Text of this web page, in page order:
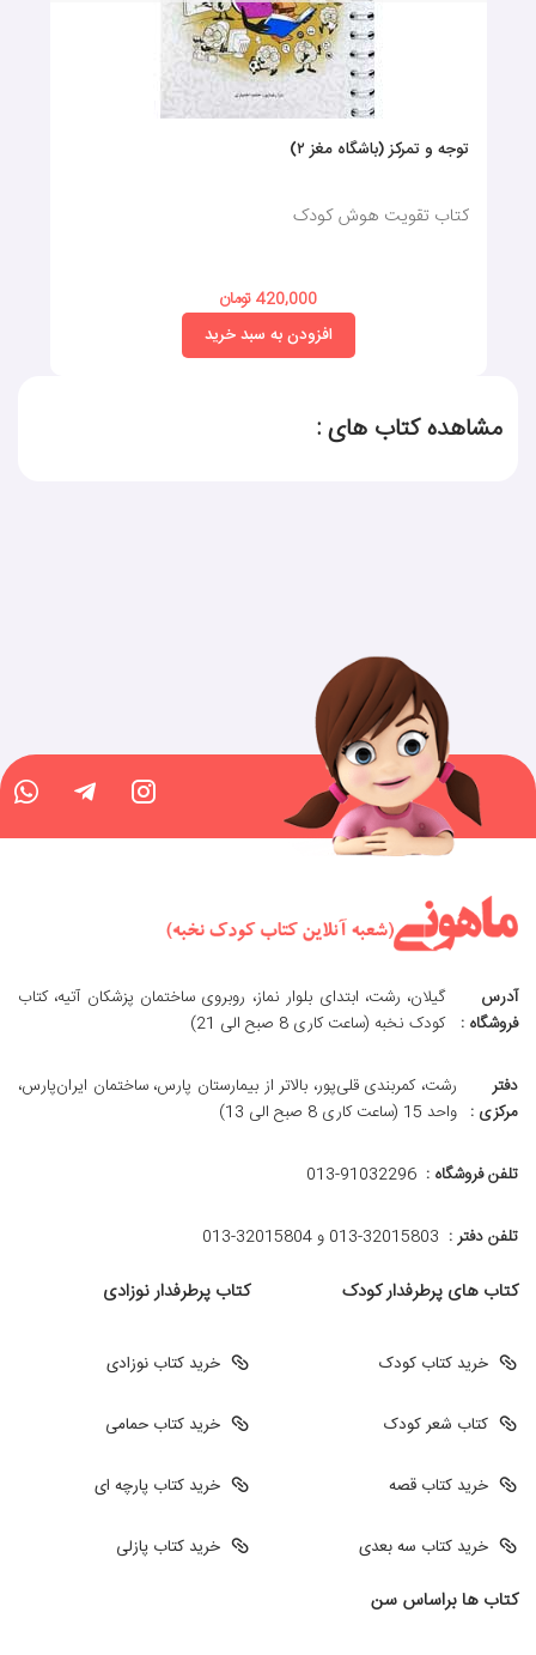
توجه و تمرکز (باشگاه مغز ۲)
کتاب تقویت هوش کودک
420,000 تومان
افزودن به سبد خرید
مشاهده کتاب های :
آدرس
فروشگاه :
گیلان، رشت، ابتدای بلوار نماز، روبروی ساختمان پزشکان آتیه، کتاب
کودک نخبه (ساعت کاری 8 صبح الی 21)
دفتر
مرکزی :
رشت، کمربندی قلی‌پور، بالاتر از بیمارستان پارس، ساختمان ایران‌پارس،
واحد 15 (ساعت کاری 8 صبح الی 13)
تلفن فروشگاه : 013-91032296
تلفن دفتر : 013-32015803 و 32015804-013
کتاب های پرطرفدار کودک
خرید کتاب کودک
کتاب شعر کودک
خرید کتاب قصه
خرید کتاب سه بعدی
کتاب پرطرفدار نوزادی
خرید کتاب نوزادی
خرید کتاب حمامی
خرید کتاب پارچه ای
خرید کتاب پازلی
کتاب ها براساس سن